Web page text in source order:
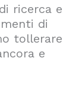
ricerca e
di
tollerare
e